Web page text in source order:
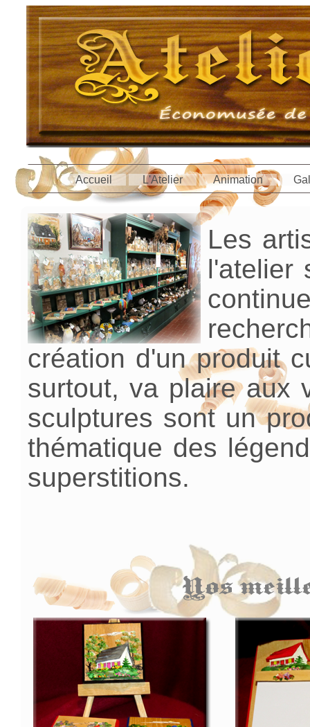
Accueil L'Atelier Animation
Les
l'atelier
création d'un produit
surtout, va plaire aux
sculptures sont un
thématique des
superstitions.